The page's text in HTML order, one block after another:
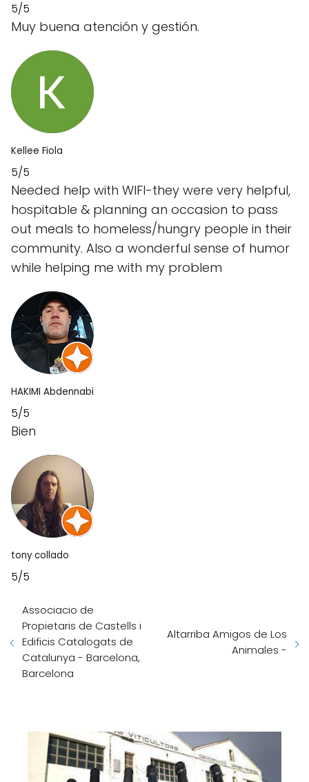
5/5
Muy buena atención y gestión.
Kellee Fiola
5/5
Needed help with WIFI-they were very helpful,
hospitable & planning an occasion to pass
out meals to homeless/hungry people in their
community. Also a wonderful sense of humor
while helping me with my problem
HAKIMI Abdennabi
5/5
Bien
tony collado
5/5
Associacio de
Propietaris de Castells i
Edificis Catalogats de
Catalunya - Barcelona,
Barcelona
Altarriba Amigos de Los
Animales -